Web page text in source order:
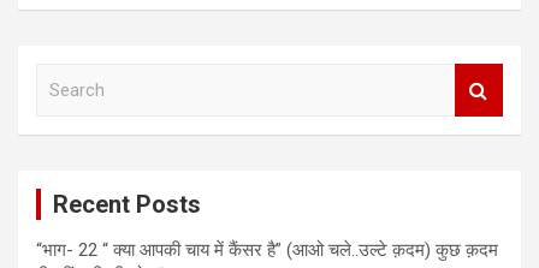
Recent Posts
“भाग- 22 “ क्या आपकी चाय में कैंसर है” (आओ चले..उल्टे क़दम) कुछ क़दम